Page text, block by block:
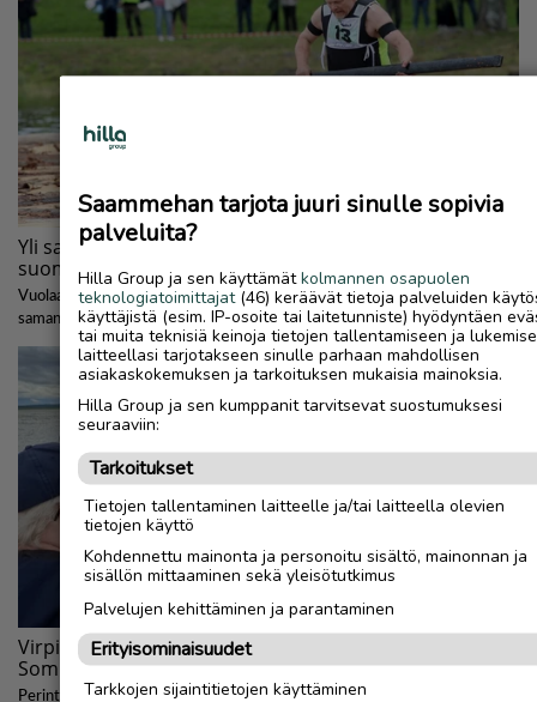
Saammehan tarjota juuri sinulle sopivia
palveluita?
Hilla Group ja sen käyttämätkolmannen osapuolen
teknologiatoimittajat(46) keräävät tietoja palveluiden
käyttäjistä (esim. IP-osoite tai laitetunniste) hyödyntäen
tai muita teknisiä keinoja tietojen tallentamiseen ja
laitteellasi tarjotakseen sinulle parhaan mahdollisen
asiakaskokemuksen ja tarkoituksen mukaisia mainoksia.
Hilla Group ja sen kumppanit tarvitsevat suostumuksesi
seuraaviin:
Tarkoitukset
Tietojen tallentaminen laitteelle ja/tai laitteella olevien
tietojen käyttö
Kohdennettu mainonta ja personoitu sisältö, mainonnan ja
sisällön mittaaminen sekä yleisötutkimus
Palvelujen kehittäminen ja parantaminen
Erityisominaisuudet
Tarkkojen sijaintitietojen käyttäminen